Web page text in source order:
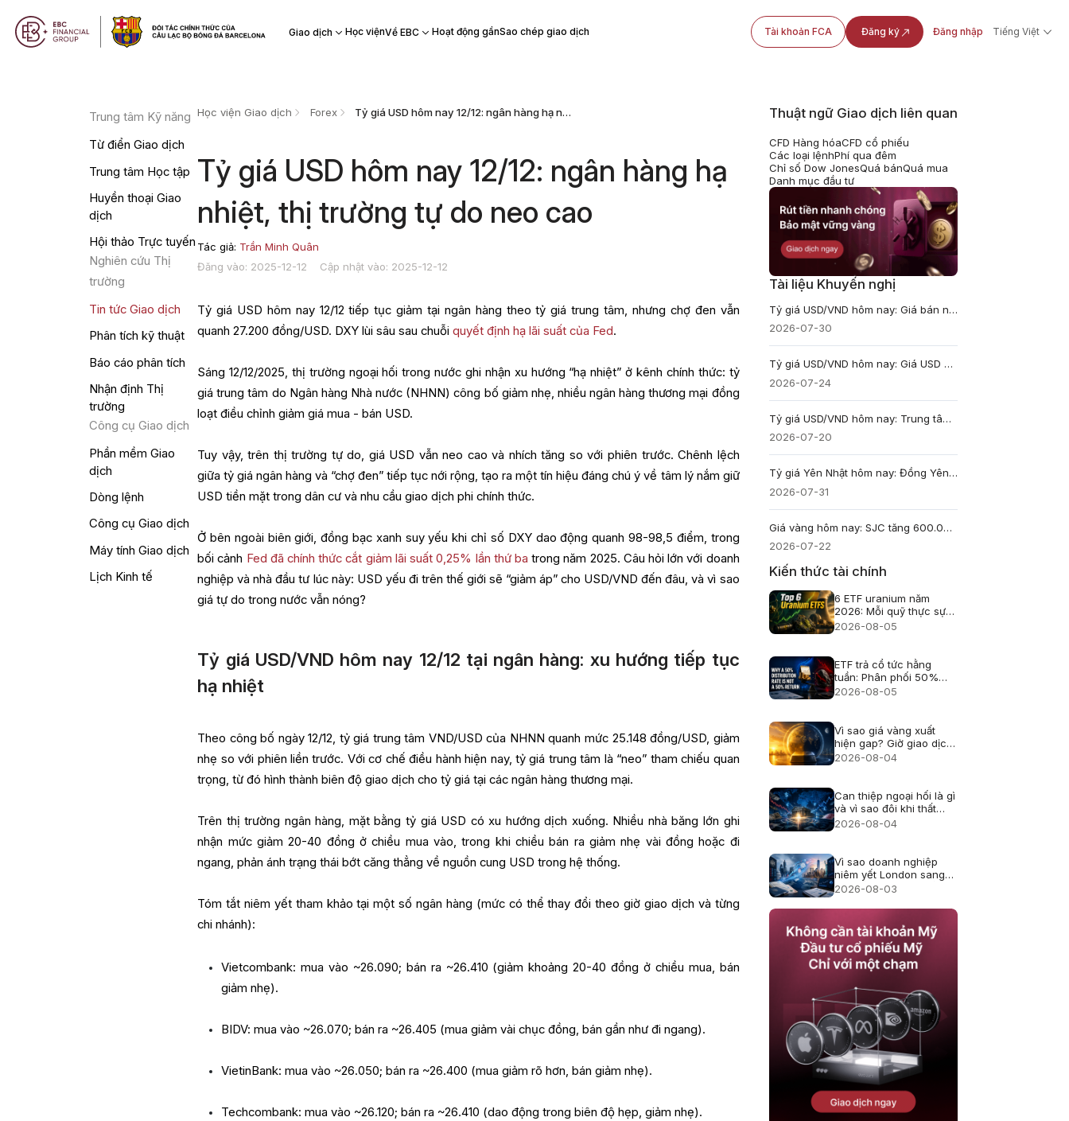
Giao dịch Học việnVề EBC Hoạt động gầnSao chép giao dịch Tài khoản FCA Đăng ký Đăng nhập Tiếng Việt
Trung tâm Kỹ năng
Từ điển Giao dịch
Trung tâm Học tập
Huyền thoại Giao
dịch
Hội thảo Trực tuyến
Nghiên cứu Thị
trường
Tin tức Giao dịch
Phân tích kỹ thuật
Báo cáo phân tích
Nhận định Thị
trường
Công cụ Giao dịch
Phần mềm Giao
dịch
Dòng lệnh
Công cụ Giao dịch
Máy tính Giao dịch
Lịch Kinh tế
Học viện Giao dịch Forex Tỷ giá USD hôm nay 12/12: ngân hàng hạ nhiệt, thị trường tự do neo cao
Tỷ giá USD hôm nay 12/12: ngân hàng hạ
nhiệt, thị trường tự do neo cao
Tác giả: Trần Minh Quân
Đăng vào: 2025-12-12
Cập nhật vào: 2025-12-12
Tỷ giá USD hôm nay 12/12 tiếp tục giảm tại ngân hàng theo tỷ giá trung tâm, nhưng chợ đen vẫn
quanh 27.200 đồng/USD. DXY lùi sâu sau chuỗiquyết định hạ lãi suất của Fed.
Sáng 12/12/2025, thị trường ngoại hối trong nước ghi nhận xu hướng “hạ nhiệt” ở kênh chính thức: tỷ
giá trung tâm do Ngân hàng Nhà nước (NHNN) công bố giảm nhẹ, nhiều ngân hàng thương mại đồng
loạt điều chỉnh giảm giá mua - bán USD.
Tuy vậy, trên thị trường tự do, giá USD vẫn neo cao và nhích tăng so với phiên trước. Chênh lệch
giữa tỷ giá ngân hàng và “chợ đen” tiếp tục nới rộng, tạo ra một tín hiệu đáng chú ý về tâm lý nắm giữ
USD tiền mặt trong dân cư và nhu cầu giao dịch phi chính thức.
Ở bên ngoài biên giới, đồng bạc xanh suy yếu khi chỉ số DXY dao động quanh 98-98,5 điểm, trong
bối cảnh Fed đã chính thức cắt giảm lãi suất 0,25% lần thứ ba trong năm 2025. Câu hỏi lớn với doanh
nghiệp và nhà đầu tư lúc này: USD yếu đi trên thế giới sẽ “giảm áp” cho USD/VND đến đâu, và vì sao
giá tự do trong nước vẫn nóng?
Tỷ giá USD/VND hôm nay 12/12 tại ngân hàng: xu hướng tiếp tục
hạ nhiệt
Theo công bố ngày 12/12, tỷ giá trung tâm VND/USD của NHNN quanh mức 25.148 đồng/USD, giảm
nhẹ so với phiên liền trước. Với cơ chế điều hành hiện nay, tỷ giá trung tâm là “neo” tham chiếu quan
trọng, từ đó hình thành biên độ giao dịch cho tỷ giá tại các ngân hàng thương mại.
Trên thị trường ngân hàng, mặt bằng tỷ giá USD có xu hướng dịch xuống. Nhiều nhà băng lớn ghi
nhận mức giảm 20-40 đồng ở chiều mua vào, trong khi chiều bán ra giảm nhẹ vài đồng hoặc đi
ngang, phản ánh trạng thái bớt căng thẳng về nguồn cung USD trong hệ thống.
Tóm tắt niêm yết tham khảo tại một số ngân hàng (mức có thể thay đổi theo giờ giao dịch và từng
chi nhánh):
Vietcombank: mua vào ~26.090; bán ra ~26.410 (giảm khoảng 20-40 đồng ở chiều mua, bán
giảm nhẹ).
BIDV: mua vào ~26.070; bán ra ~26.405 (mua giảm vài chục đồng, bán gần như đi ngang).
VietinBank: mua vào ~26.050; bán ra ~26.400 (mua giảm rõ hơn, bán giảm nhẹ).
Techcombank: mua vào ~26.120; bán ra ~26.410 (dao động trong biên độ hẹp, giảm nhẹ).
Thuật ngữ Giao dịch liên quan
CFD Hàng hóaCFD cổ phiếu
Các loại lệnhPhí qua đêm
Chỉ số Dow JonesQuá bánQuá mua
Danh mục đầu tư
Tài liệu Khuyến nghị
Tỷ giá USD/VND hôm nay: Giá bán ngân hàng chỉ còn cách trần 66 đồng
2026-07-30
Tỷ giá USD/VND hôm nay: Giá USD ngân hàng áp sát trần, DXY giữ vùng cao
2026-07-24
Tỷ giá USD/VND hôm nay: Trung tâm giảm 2 đồng, giá ngân hàng vẫn sát trần
2026-07-20
Tỷ giá Yên Nhật hôm nay: Đồng Yên hạ nhiệt, đổi ở đâu có lợi?
2026-07-31
Giá vàng hôm nay: SJC tăng 600.000 đồng, thế giới lên 4.110 USD
2026-07-22
Kiến thức tài chính
6 ETF uranium năm
2026: Mỗi quỹ thực sự
nắm giữ gì?
2026-08-05
ETF trả cổ tức hằng
tuần: Phân phối 50%
không phải lãi 50%
2026-08-05
Vì sao giá vàng xuất
hiện gap? Giờ giao dịch
và thanh khoản
2026-08-04
Can thiệp ngoại hối là gì
và vì sao đôi khi thất
bại?
2026-08-04
Vì sao doanh nghiệp
niêm yết London sang
Mỹ, cổ đông thay đổi
2026-08-03